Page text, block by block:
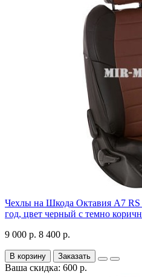
Чехлы на Шкода Октавия А7 RS
год, цвет черный с темно
9 000 р. 8 400 р.
В корзину Заказать
Ваша скидка: 600 р.